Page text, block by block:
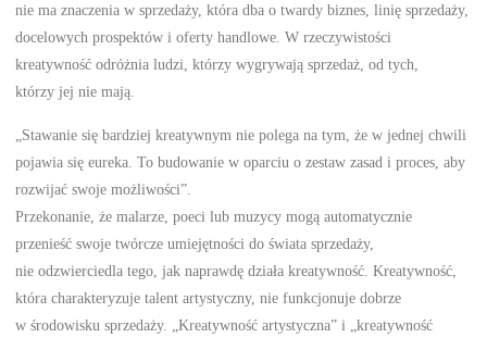
nie ma znaczenia w sprzedaży, która dba o twardy biznes, linię sprzedaży,
docelowych prospektów i oferty handlowe. W rzeczywistości
kreatywność odróżnia ludzi, którzy wygrywają sprzedaż, od tych,
którzy jej nie mają.
„Stawanie się bardziej kreatywnym nie polega na tym, że w jednej chwili
pojawia się eureka. To budowanie w oparciu o zestaw zasad i proces, aby
rozwijać swoje możliwości”.
Przekonanie, że malarze, poeci lub muzycy mogą automatycznie
przenieść swoje twórcze umiejętności do świata sprzedaży,
nie odzwierciedla tego, jak naprawdę działa kreatywność. Kreatywność,
która charakteryzuje talent artystyczny, nie funkcjonuje dobrze
w środowisku sprzedaży. „Kreatywność artystyczna” i „kreatywność